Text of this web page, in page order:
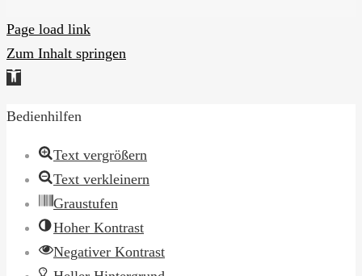
Page load link
Zum Inhalt springen
Werkzeugleiste
Bedienhilfen
Text vergrößern
Text verkleinern
Graustufen
Hoher Kontrast
Negativer Kontrast